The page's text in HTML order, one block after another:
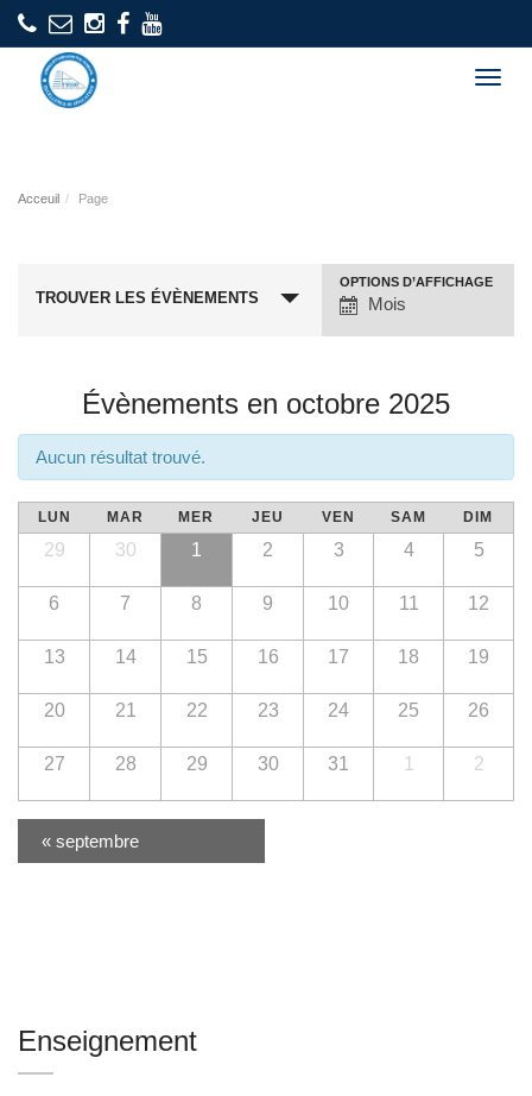
Acceuil Page
TROUVER LES ÉVÈNEMENTS
Navigation
par
évènements
OPTIONS D’AFFICHAGE
Mois
Évènements en octobre 2025
Aucun résultat trouvé.
LUN MAR MER JEU VEN SAM DIM
29 30 1 2 3 4 5
6 7 8 9 10 11 12
13 14 15 16 17 18 19
20 21 22 23 24 25 26
27 28 29 30 31 1 2
Navigation
« septembre
Enseignement